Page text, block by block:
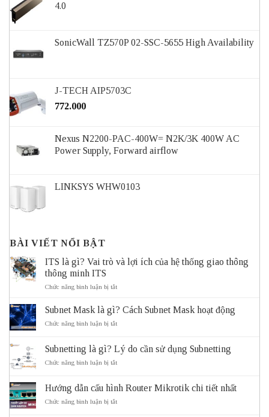
4.0
SonicWall TZ570P 02-SSC-5655 High Availability
J-TECH AIP5703C
772.000
Nexus N2200-PAC-400W= N2K/3K 400W AC
Power Supply, Forward airflow
LINKSYS WHW0103
BÀI VIẾT NỔI BẬT
ITS là gì? Vai trò và lợi ích của hệ thống giao thông
thông minh ITS
Chức năng bình luận bị tắtở
gì?
Vai
lợi
thống
thông
Subnet Mask là gì? Cách Subnet Mask hoạt động
Chức năng bình luận bị tắtở
là
Mask
động
Subnetting là gì? Lý do cần sử dụng Subnetting
Chức năng bình luận bị tắtở
gì?
Hướng dẫn cấu hình Router Mikrotik chi tiết nhất
Chức năng bình luận bị tắtở